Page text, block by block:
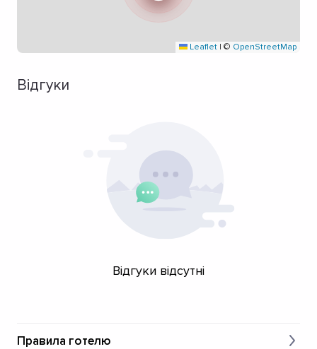
Leaflet | © OpenStreetMap
Відгуки
Відгуки відсутні
Правила готелю